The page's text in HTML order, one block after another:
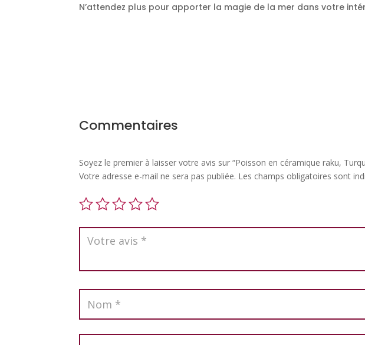
N’attendez plus pour apporter la magie de la mer dans votre
Commentaires
Soyez le premier à laisser votre avis sur “Poisson en céramique raku,
Votre adresse e-mail ne sera pas publiée. Les champs obligatoires sont